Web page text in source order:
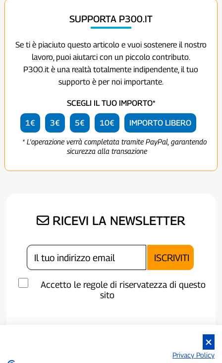
SUPPORTA P300.IT
Se ti è piaciuto questo articolo e vuoi sostenere il nostro
lavoro, puoi aiutarci con un piccolo contributo.
P300.it è una realtà totalmente indipendente, il tuo
supporto è per noi importante.
SCEGLI IL TUO IMPORTO*
1€ 3€ 5€ 10€ IMPORTO LIBERO
* L'operazione verrà completata tramite PayPal, garantendo
sicurezza alla transazione
RICEVI LA NEWSLETTER
Accetto le regole di riservatezza di questo
sito
Privacy Policy